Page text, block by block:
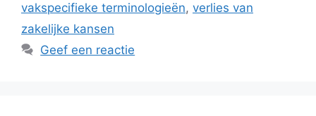
vakspecifieke terminologieën, verlies van
zakelijke kansen
Geef een reactie